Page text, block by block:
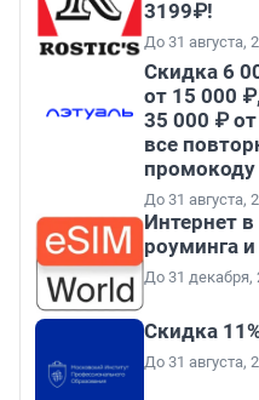
3199₽!
До 31 августа,
Скидка 6
от 15 000
35 000 ₽
все
До 31 августа,
Интернет
роуминга
До 31 декабря,
Скидка
До 31 августа,